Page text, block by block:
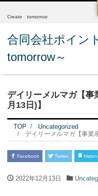
Create tomorrow
合同会社ポイン
tomorrow～
デイリーメルマガ【
月13日)】
TOP
Uncategorized
デイリーメルマガ【事業
Facebook Twitter
2022年12月13日